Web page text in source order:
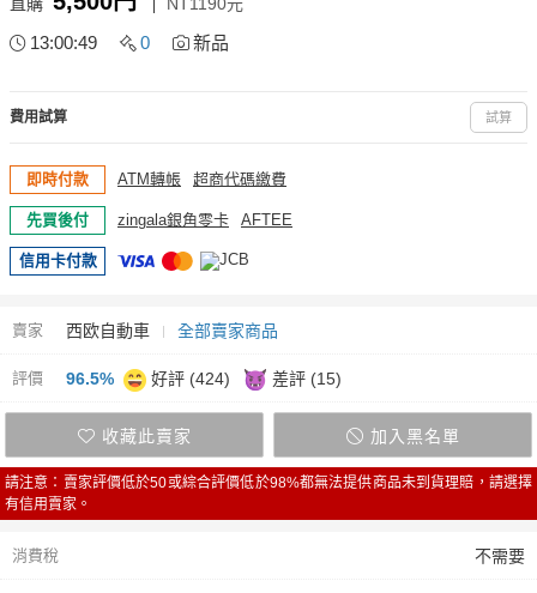
13:00:49 0 新品
費用試算 試算
即時付款 ATM轉帳 超商代碼繳費
先買後付 zingala銀角零卡 AFTEE
信用卡付款
賣家 西欧自動車 全部賣家商品
評價 96.5% 好評 (424) 差評 (15)
收藏此賣家 加入黑名單
請注意：賣家評價低於50或綜合評價低於98%都無法提供商品未到貨理賠，請選擇
有信用賣家。
消費稅 不需要